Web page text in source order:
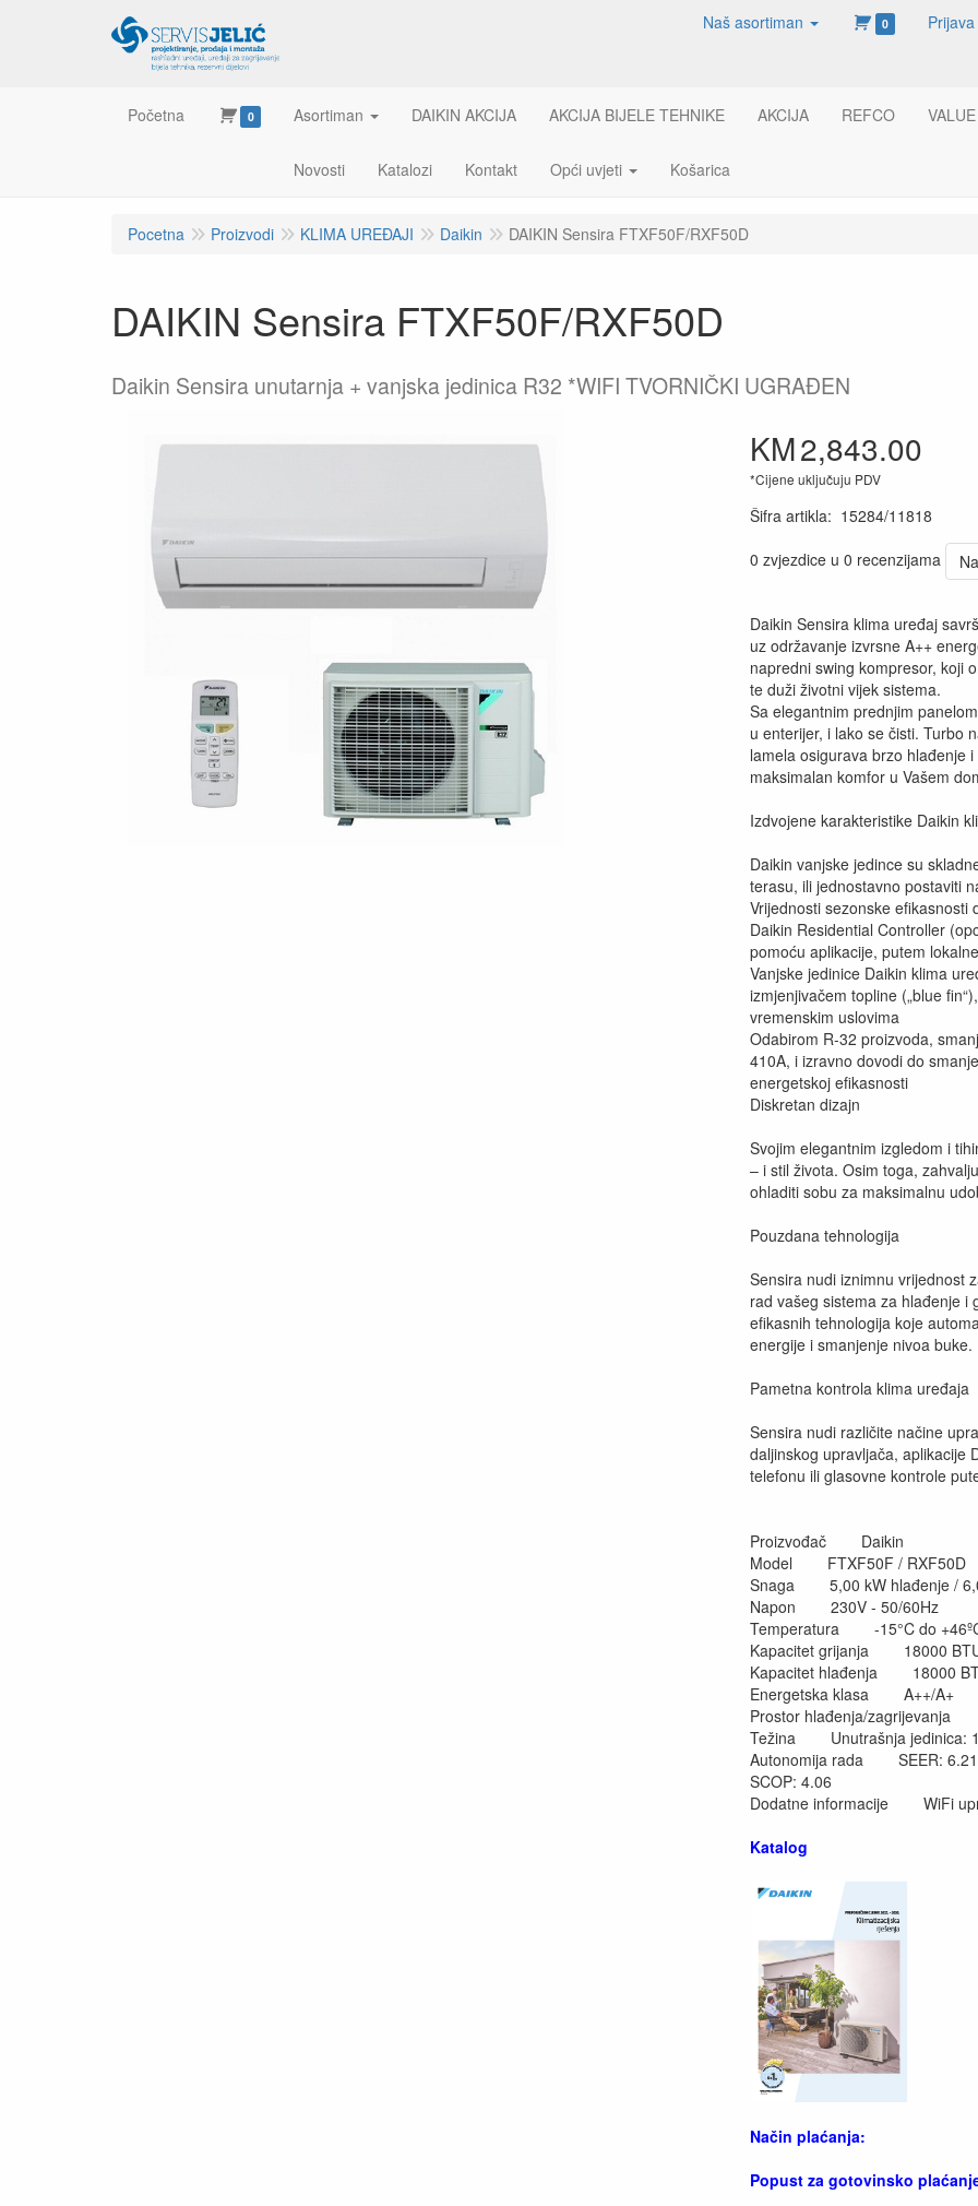
Naš asortiman 0 Prijava
Početna 0 Asortiman DAIKIN AKCIJA AKCIJA BIJELE TEHNIKE AKCIJA REFCO VALUE
Novosti Katalozi Kontakt Opći uvjeti Košarica
Pocetna Proizvodi KLIMA UREĐAJI Daikin DAIKIN Sensira FTXF50F/RXF50D
DAIKIN Sensira FTXF50F/RXF50D
Daikin Sensira unutarnja + vanjska jedinica R32 *WIFI TVORNIČKI UGRAĐEN
KM2,843.00
*Cijene uključuju PDV
Šifra artikla: 15284/11818
0 zvjezdice u 0 recenzijama
Daikin Sensira klima uređaj
uz održavanje izvrsne A++
napredni swing kompresor, koji
te duži životni vijek sistema.
Sa elegantnim prednjim
u enterijer, i lako se čisti. Turbo
lamela osigurava brzo hlađenje
maksimalan komfor u Vašem
Izdvojene karakteristike Daikin
Daikin vanjske jedince su
terasu, ili jednostavno postaviti
Vrijednosti sezonske efikasnosti
Daikin Residential Controller
pomoću aplikacije, putem
Vanjske jedinice Daikin klima
izmjenjivačem topline („blue
vremenskim uslovima
Odabirom R-32 proizvoda,
410A, i izravno dovodi do
energetskoj efikasnosti
Diskretan dizajn
Svojim elegantnim izgledom i
– i stil života. Osim toga,
ohladiti sobu za maksimalnu
Pouzdana tehnologija
Sensira nudi iznimnu vrijednost
rad vašeg sistema za hlađenje i
efikasnih tehnologija koje
energije i smanjenje nivoa buke.
Pametna kontrola klima uređaja
Sensira nudi različite načine
daljinskog upravljača, aplikacije
telefonu ili glasovne kontrole
Proizvođač Daikin
Model FTXF50F / RXF50D
Snaga 5,00 kW hlađenje /
Napon 230V - 50/60Hz
Temperatura -15°C do
Kapacitet grijanja 18000
Kapacitet hlađenja 18000
Energetska klasa A++/A+
Prostor hlađenja/
Težina Unutrašnja jedinica:
Autonomija rada SEER: 6.21
SCOP: 4.06
Dodatne informacije WiFi
Katalog
Način plaćanja:
Popust za gotovinsko